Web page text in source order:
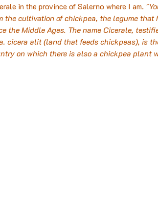
in the province of Salerno where I am.
the cultivation of chickpea, the legume
the Middle Ages. The name Cicerale,
cicera alit (land that feeds chickpeas), is
on which there is also a chickpea plant